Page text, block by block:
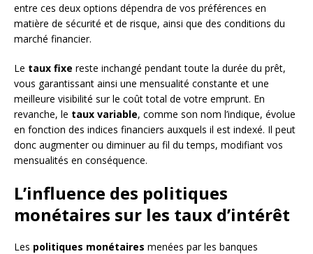
entre ces deux options dépendra de vos préférences en
matière de sécurité et de risque, ainsi que des conditions du
marché financier.
Le taux fixe reste inchangé pendant toute la durée du prêt,
vous garantissant ainsi une mensualité constante et une
meilleure visibilité sur le coût total de votre emprunt. En
revanche, le taux variable, comme son nom l’indique, évolue
en fonction des indices financiers auxquels il est indexé. Il peut
donc augmenter ou diminuer au fil du temps, modifiant vos
mensualités en conséquence.
L’influence des politiques
monétaires sur les taux d’intérêt
Les politiques monétaires menées par les banques